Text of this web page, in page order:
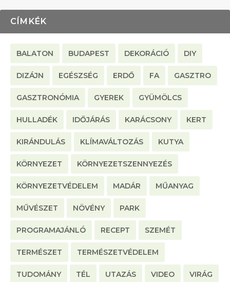
CÍMKÉK
BALATON BUDAPEST DEKORÁCIÓ DIY
DIZÁJN EGÉSZSÉG ERDŐ FA GASZTRO
GASZTRONÓMIA GYEREK GYÜMÖLCS
HULLADÉK IDŐJÁRÁS KARÁCSONY KERT
KIRÁNDULÁS KLÍMAVÁLTOZÁS KUTYA
KÖRNYEZET KÖRNYEZETSZENNYEZÉS
KÖRNYEZETVÉDELEM MADÁR MŰANYAG
MŰVÉSZET NÖVÉNY PARK
PROGRAMAJÁNLÓ RECEPT SZEMÉT
TERMÉSZET TERMÉSZETVÉDELEM
TUDOMÁNY TÉL UTAZÁS VIDEO VIRÁG